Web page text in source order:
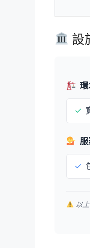
設
✓
✓
以